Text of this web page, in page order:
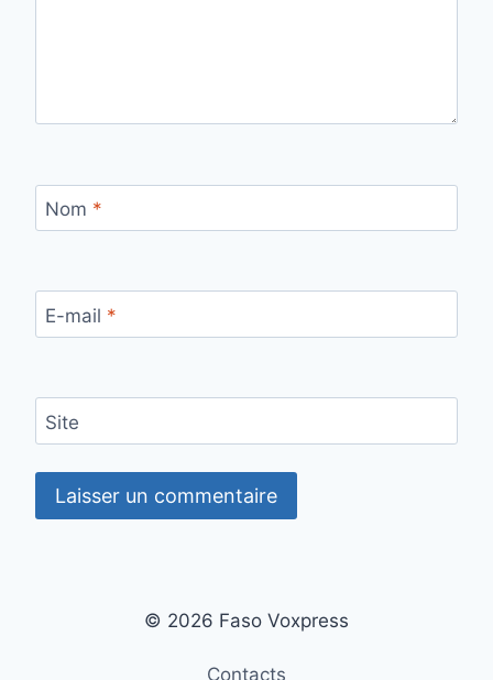
Nom *
E-mail *
Site
© 2026 Faso Voxpress
Contacts